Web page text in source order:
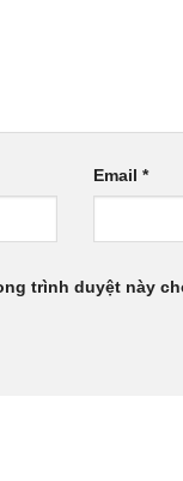
Email*
trình duyệt này